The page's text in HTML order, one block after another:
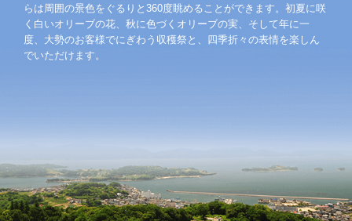
らは周囲の景色をぐるりと360度眺めることができます。初夏に咲
く白いオリーブの花、秋に色づくオリーブの実、そして年に一
度、大勢のお客様でにぎわう収穫祭と、四季折々の表情を楽しん
でいただけます。